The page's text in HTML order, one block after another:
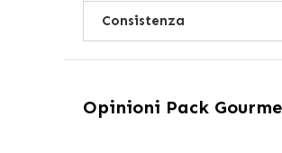
Consistenza
Opinioni Pack